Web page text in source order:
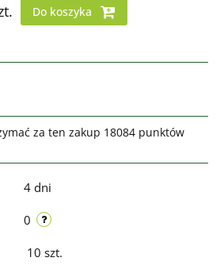
Do koszyka
za ten zakup 18084 punktów
4 dni
0
10 szt.